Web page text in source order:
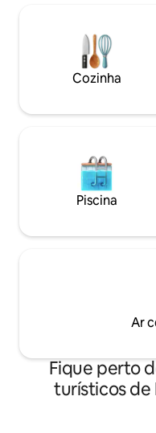
size • 2 camas
privada • Sala de jogos
de bilhar • Mesa de
televisões de ecrã plano
Cozinha
Piscina
Ar
Fique perto
turísticos de